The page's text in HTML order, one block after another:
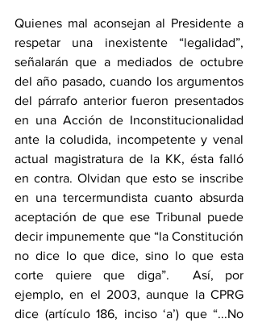
Quienes mal aconsejan al Presidente a
respetar una inexistente “legalidad”,
señalarán que a mediados de octubre
del año pasado, cuando los argumentos
del párrafo anterior fueron presentados
en una Acción de Inconstitucionalidad
ante la coludida, incompetente y venal
actual magistratura de la KK, ésta falló
en contra. Olvidan que esto se inscribe
en una tercermundista cuanto absurda
aceptación de que ese Tribunal puede
decir impunemente que “la Constitución
no dice lo que dice, sino lo que esta
corte quiere que diga”.  Así, por
ejemplo, en el 2003, aunque la CPRG
dice (artículo 186, inciso ‘a’) que “...No